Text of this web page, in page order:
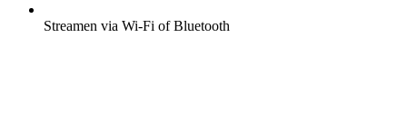
Streamen via Wi-Fi of Bluetooth